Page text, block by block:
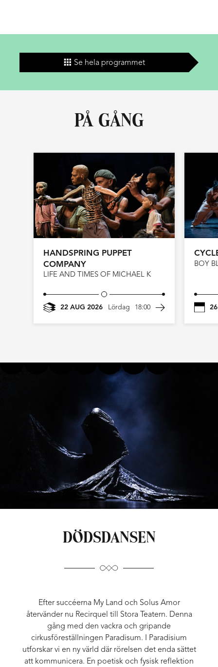
PÅ GÅNG
Se hela programmet
HANDSPRING PUPPET
COMPANY
LIFE AND TIMES OF MICHAEL K
22 AUG 2026 Lördag 18:00
BOY
DÖDSDANSEN
Efter succéerna My Land och Solus Amor
återvänder nu Recirquel till Stora Teatern. Denna
gång med den vackra och gripande
cirkusföreställningen Paradisum. I Paradisium
utforskar vi en ny värld där rörelsen det enda sättet
att kommunicera. En poetisk och fysisk reflektion